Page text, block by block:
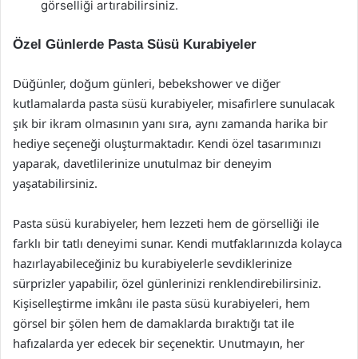
görselliği artırabilirsiniz.
Özel Günlerde Pasta Süsü Kurabiyeler
Düğünler, doğum günleri, bebekshower ve diğer
kutlamalarda pasta süsü kurabiyeler, misafirlere sunulacak
şık bir ikram olmasının yanı sıra, aynı zamanda harika bir
hediye seçeneği oluşturmaktadır. Kendi özel tasarımınızı
yaparak, davetlilerinize unutulmaz bir deneyim
yaşatabilirsiniz.
Pasta süsü kurabiyeler, hem lezzeti hem de görselliği ile
farklı bir tatlı deneyimi sunar. Kendi mutfaklarınızda kolayca
hazırlayabileceğiniz bu kurabiyelerle sevdiklerinize
sürprizler yapabilir, özel günlerinizi renklendirebilirsiniz.
Kişiselleştirme imkânı ile pasta süsü kurabiyeleri, hem
görsel bir şölen hem de damaklarda bıraktığı tat ile
hafızalarda yer edecek bir seçenektir. Unutmayın, her